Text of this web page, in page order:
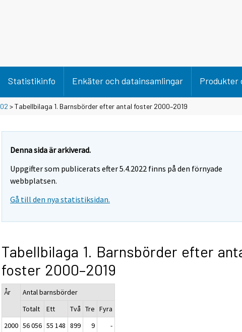
Statistikinfo Enkäter och datainsamlingar Produkter
02 > Tabellbilaga 1. Barnsbörder efter antal foster 2000–2019
Denna sida är arkiverad.
Uppgifter som publicerats efter 5.4.2022 finns på den förnyade
webbplatsen.
Gå till den nya statistiksidan.
Tabellbilaga 1. Barnsbörder efter
foster 2000–2019
År
Antal barnsbörder
Totalt
Ett Två Tre Fyra
2000 56 056 55 148 899 9
-